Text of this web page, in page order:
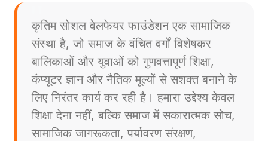
कृतिम सोशल वेलफेयर फाउंडेशन एक सामाजिक
संस्था है, जो समाज के वंचित वर्गों विशेषकर
बालिकाओं और युवाओं को गुणवत्तापूर्ण शिक्षा,
कंप्यूटर ज्ञान और नैतिक मूल्यों से सशक्त बनाने के
लिए निरंतर कार्य कर रही है। हमारा उद्देश्य केवल
शिक्षा देना नहीं, बल्कि समाज में सकारात्मक सोच,
सामाजिक जागरूकता, पर्यावरण संरक्षण,